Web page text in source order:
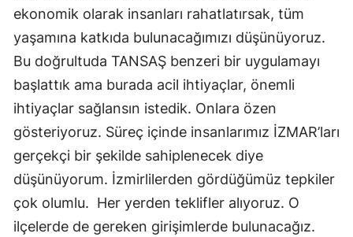
ekonomik olarak insanları rahatlatırsak, tüm
yaşamına katkıda bulunacağımızı düşünüyoruz.
Bu doğrultuda TANSAŞ benzeri bir uygulamayı
başlattık ama burada acil ihtiyaçlar, önemli
ihtiyaçlar sağlansın istedik. Onlara özen
gösteriyoruz. Süreç içinde insanlarımız İZMAR’ları
gerçekçi bir şekilde sahiplenecek diye
düşünüyorum. İzmirlilerden gördüğümüz tepkiler
çok olumlu. Her yerden teklifler alıyoruz. O
ilçelerde de gereken girişimlerde bulunacağız.